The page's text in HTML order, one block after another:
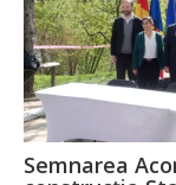
Semnarea